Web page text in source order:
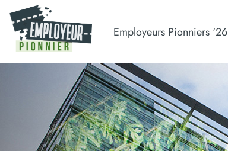
Employeurs Pionniers '26